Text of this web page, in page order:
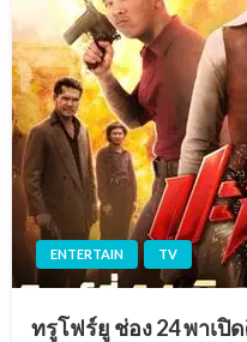
ENTERTAIN TV
ทรูโฟร์ยู ช่อง 24 พาเปิ